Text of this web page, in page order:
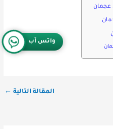
عجمان
المقالة التالية ←
واتس آب